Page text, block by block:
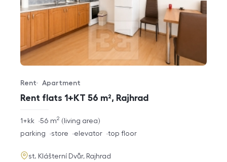
Rent flats 1+KT 56 m², Rajhrad
Offer type
Rent
Property type
Apartment
rozměry
disposition
1+kk living area
56 m2
funkce
parking store elevator top floor
adresa
st. Klášterní Dvůr, Rajhrad